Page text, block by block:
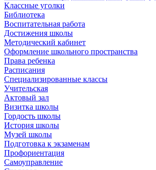
Классные уголки
Библиотека
Воспитательная работа
Достижения школы
Методический кабинет
Оформление школьного пространства
Права ребенка
Расписания
Специализированные классы
Учительская
Актовый зал
Визитка школы
Гордость школы
История школы
Музей школы
Подготовка к экзаменам
Профориентация
Самоуправление